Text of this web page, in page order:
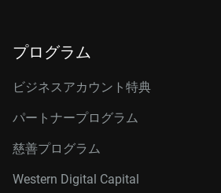
プログラム
ビジネスアカウント特典
パートナープログラム
慈善プログラム
Western Digital Capital